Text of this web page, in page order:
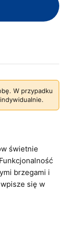
W przypadku
świetnie
brzegami i
się w